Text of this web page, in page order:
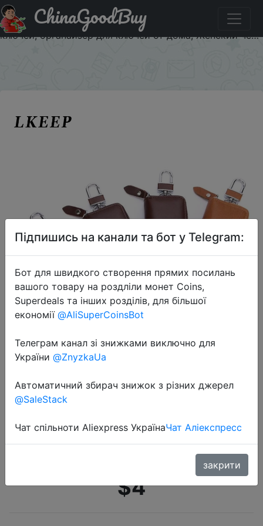
Придбати Новые кошельки для автомобильных ключей
из искусственной кожи, мужской держатель для
ключей, органайзер для ключей от дома, Женский че…
ChinaGoodBuy
2021-01-31
Новые кошельки для
автомобильных ключей из
искусственной кожи, мужской
органайзер для ключей от дома,
Женский че…
$4
Підпишись на канали та бот у Telegram:
Бот для швидкого створення прямих посилань
вашого товару на роздліли монет Coins,
Superdeals та інших розділів, для більшої
економії @AliSuperCoinsBot
Телеграм канал зі знижками виключно для
України @ZnyzkaUa
Автоматичний збирач знижок з різних джерел
@SaleStack
Чат спільноти Aliexpress УкраїнаЧат Аліекспресс
закрити